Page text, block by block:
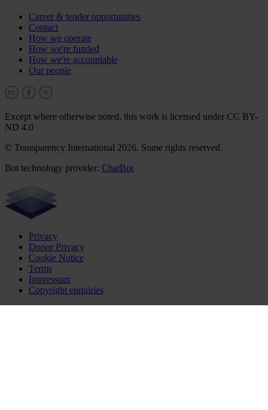
Career & tender opportunities
Contact
How we operate
How we're funded
How we're accountable
Our people
Except where otherwise noted, this work is licensed under CC BY-
ND 4.0
© Transparency International 2026. Some rights reserved.
Bot technology provider: ChatBot
Privacy
Donor Privacy
Cookie Notice
Terms
Impressum
Copyright enquiries